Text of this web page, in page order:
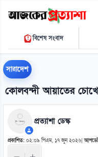
শুক্রবার, ০৭ আগস্ট ২০২৬
০৭:২০:১৬ এ.এম.
THE
বিশেষ সংবাদ
সারাদেশ
কোলবন্দী আয়াতের চোখে
প্রত্যাশা ডেস্ক
প্রকাশিত: ০২:০৯ পিএম, ১৭ জুন ২০২৬ |